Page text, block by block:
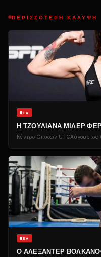
ΠΕΡΙΣΣΌΤΕΡΗ ΚΆΛΥΨΗ
NΈΑ
Η ΤΖΟΥΛΙΆΝΑ ΜΊΛΕΡ
Κέντρο Οπαδών UFCΑύγουστος
NΈΑ
Ο ΑΛΕΞΆΝΤΕΡ